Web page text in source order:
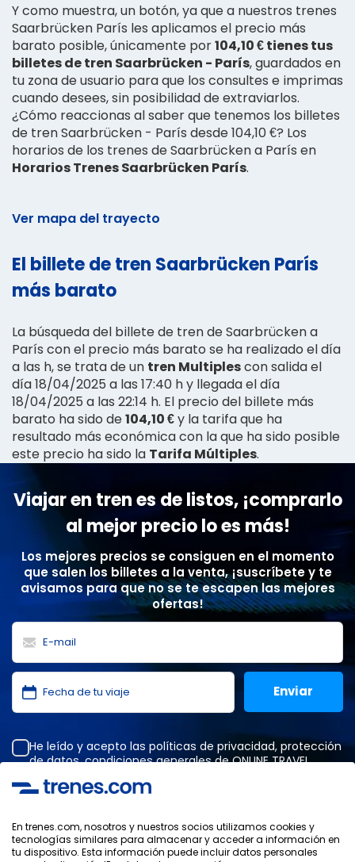
Y como muestra, un botón, ya que a nuestros trenes
Saarbrücken París les aplicamos el precio más
barato posible, únicamente por104,10 € tienes tus
billetes de tren Saarbrücken - París, guardados en
tu zona de usuario para que los consultes e imprimas
cuando desees, sin posibilidad de extraviarlos.
¿Cómo reaccionas al saber que tenemos los billetes
de tren Saarbrücken - París desde 104,10 €? Los
horarios de los trenes de Saarbrücken a París en
Horarios Trenes Saarbrücken París.
Ver mapa del trayecto
El billete de tren Saarbrücken París
más barato
La búsqueda del billete de tren de Saarbrücken a
París con el precio más barato se ha realizado el día
a las h, se trata de un tren Multiplescon salida el
día 18/04/2025 a las 17:40 h y llegada el día
18/04/2025 a las 22:14 h. El precio del billete más
barato ha sido de104,10 €y la tarifa que ha
resultado más económica con la que ha sido posible
este precio ha sido la Tarifa Múltiples.
Viajar en tren es de listos, ¡comprarlo
al mejor precio lo es más!
Los mejores precios se consiguen en el momento
que salen los billetes a la venta, ¡suscríbete y te
avisamos para que no se te escapen las mejores
ofertas!
He leído y acepto las políticas de privacidad, protección
de datos,condiciones generalesde ONLINE TRAVEL
Política de Privacidad
En trenes.com, nosotros y nuestros socios utilizamos cookies y
tecnologías similares para almacenar y acceder a información en
tu dispositivo. Esta información puede incluir datos personales